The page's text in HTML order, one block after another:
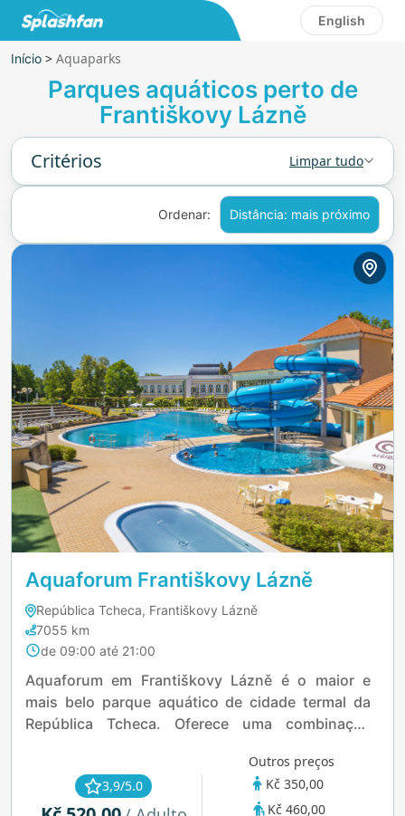
English
Início > Aquaparks
Parques aquáticos perto de
Františkovy Lázně
Critérios Limpar tudo
Ordenar: Distância: mais próximo
Aquaforum Františkovy Lázně
República Tcheca, Františkovy Lázně
7055 km
de 09:00 até 21:00
Aquaforum em Františkovy Lázně é o maior e
mais belo parque aquático de cidade termal da
República Tcheca. Oferece uma combinação
internas e externas, hidromassagens, toboáguas,
sauna finlandesa e uma gruta aquática. Famílias e
buscadores de bem-estar podem desfrutar de
3,9/5.0
Outros preços
Kč 350,00
Kč 460,00